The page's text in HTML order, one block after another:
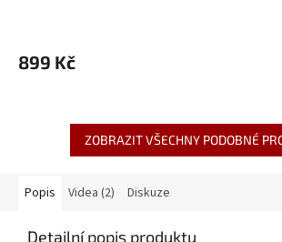
899 Kč
ZOBRAZIT VŠECHNY PODOBNÉ
Popis Videa (2) Diskuze
Detailní popis produktu